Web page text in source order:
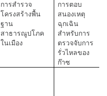
การสำรวจ
โครงสร้างพื้น
ฐาน
สาธารณูปโภค
ในเมือง
การตอบ
สนองเหตุ
ฉุกเฉิน
สำหรับการ
ตรวจจับการ
รั่วไหลของ
ก๊าซ